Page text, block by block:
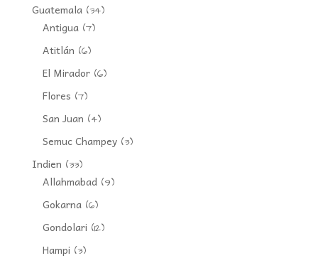
Guatemala(34)
Antigua(7)
Atitlán (6)
El Mirador(6)
Flores (7)
San Juan (4)
Semuc Champey(3)
Indien (33)
Allahmabad(9)
Gokarna(6)
Gondolari (12)
Hampi (3)